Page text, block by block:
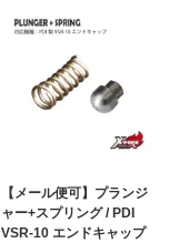
【メール便可】プランジ
ャー+スプリング / PDI
VSR-10 エンドキャップ